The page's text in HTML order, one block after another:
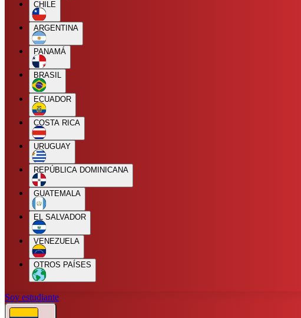
CHILE
ARGENTINA
PANAMÁ
BRASIL
ECUADOR
COSTA RICA
URUGUAY
REPÚBLICA DOMINICANA
GUATEMALA
EL SALVADOR
VENEZUELA
OTROS PAÍSES
Soy estudiante